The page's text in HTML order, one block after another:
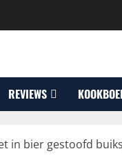
REVIEWS
in bier gestoofd